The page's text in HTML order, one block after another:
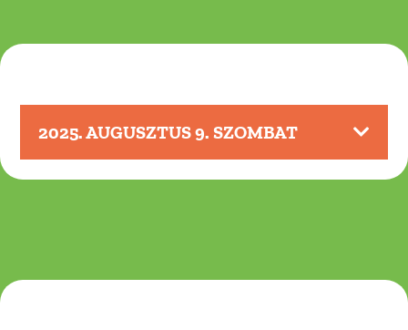
2025. AUGUSZTUS 9. SZOMBAT